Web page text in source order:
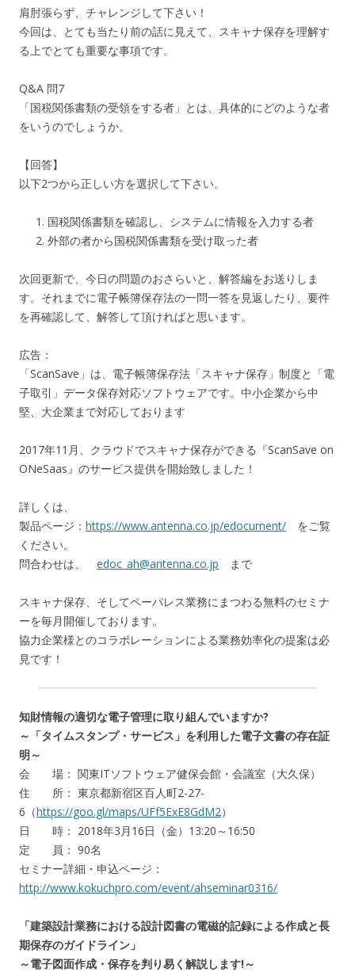
肩肘張らず、チャレンジして下さい！
今回は、とても当たり前の話に見えて、スキャナ保存を理解す
る上でとても重要な事項です。
Q&A 問7
「国税関係書類の受領をする者」とは、具体的にどのような者
をいうのでしょうか。
【回答】
以下2つから正しい方を選択して下さい。
国税関係書類を確認し、システムに情報を入力する者
外部の者から国税関係書類を受け取った者
次回更新で、今日の問題のおさらいと、解答編をお送りしま
す。それまでに電子帳簿保存法の一問一答を見返したり、要件
を再確認して、解答して頂ければと思います。
広告：
「ScanSave」は、電子帳簿保存法「スキャナ保存」制度と「電
子取引」データ保存対応ソフトウェアです。中小企業から中
堅、大企業まで対応しております
2017年11月、クラウドでスキャナ保存ができる『ScanSave on
ONeSaas』のサービス提供を開始致しました！
詳しくは、
製品ページ： https://www.antenna.co.jp/edocument/ をご覧
ください。
問合わせは、 edoc_ah@antenna.co.jp まで
スキャナ保存、そしてペーパレス業務にまつわる無料のセミナ
ーを毎月開催しております。
協力企業様とのコラボレーションによる業務効率化の提案は必
見です！
知財情報の適切な電子管理に取り組んでいますか?
～「タイムスタンプ・サービス」を利用した電子文書の存在証
明～
会 場： 関東ITソフトウェア健保会館・会議室（大久保）
住 所： 東京都新宿区百人町2-27-
6（https://goo.gl/maps/UFf5ExE8GdM2）
日 時： 2018年3月16日（金）13:20～16:50
定 員： 90名
セミナー詳細・申込ページ：
http://www.kokuchpro.com/event/ahseminar0316/
「建築設計業務における設計図書の電磁的記録による作成と長
期保存のガイドライン」
～電子図面作成・保存を判り易く解説します!～